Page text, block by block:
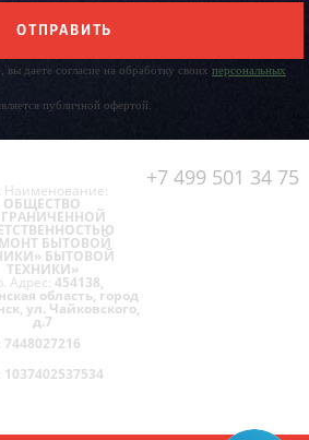
ОТПРАВИТЬ
даете согласие на обработку своих персональных
публичной офертой.
+7 499 501 34 75
ОБЩЕСТВО
БЫТОВОЙ
БЫТОВОЙ
ТЕХНИКИ»
Адрес: 454138,
область, город
ул. Чайковского,
д.7
7448027216
1037402537534